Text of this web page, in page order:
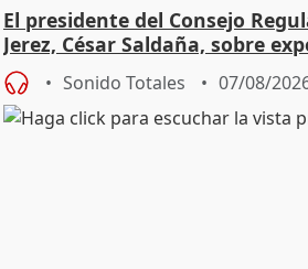
El presidente del Consejo
Jerez, César Saldaña, sobre
Sonido Totales 07/08/